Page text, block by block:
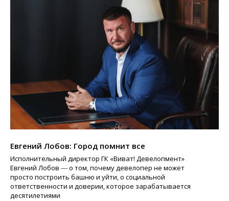
Евгений Лобов: Город помнит все
Исполнительный директор ГК «Виват! Девелопмент»
Евгений Лобов ― о том, почему девелопер не может
просто построить башню и уйти, о социальной
ответственности и доверии, которое зарабатывается
десятилетиями